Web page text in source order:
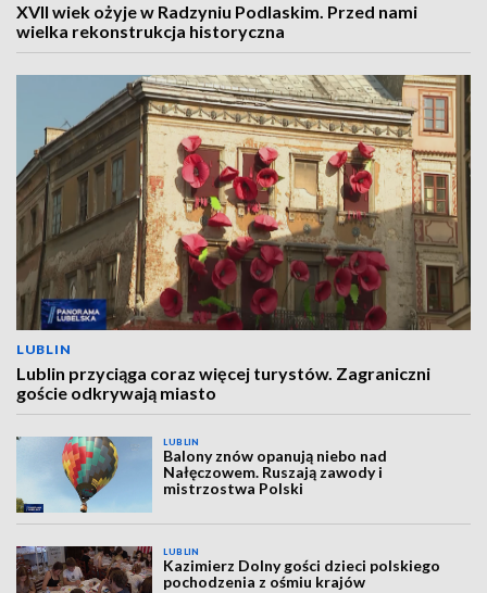
XVII wiek ożyje w Radzyniu Podlaskim. Przed nami
wielka rekonstrukcja historyczna
LUBLIN
Lublin przyciąga coraz więcej turystów. Zagraniczni
goście odkrywają miasto
LUBLIN
Balony znów opanują niebo nad
Nałęczowem. Ruszają zawody i
mistrzostwa Polski
LUBLIN
Kazimierz Dolny gości dzieci polskiego
pochodzenia z ośmiu krajów